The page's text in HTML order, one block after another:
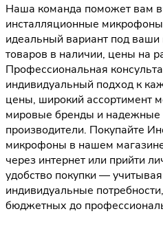
Наша команда поможет вам
инсталляционные
идеальный вариант под ваши
товаров в наличии, цены на
Профессиональная
индивидуальный подход к
цены, широкий ассортимент
мировые бренды и надежные
производители. Покупайте
микрофоны в нашем
через интернет или прийти
удобство покупки —
индивидуальные
бюджетных до